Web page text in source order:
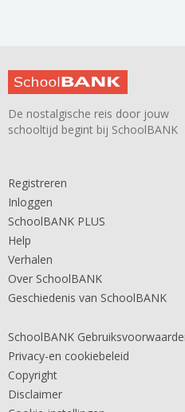
De nostalgische reis door jouw
schooltijd begint bij SchoolBANK
Registreren
Inloggen
SchoolBANK PLUS
Help
Verhalen
Over SchoolBANK
Geschiedenis van SchoolBANK
SchoolBANK
Privacy-en cookiebeleid
Copyright
Disclaimer